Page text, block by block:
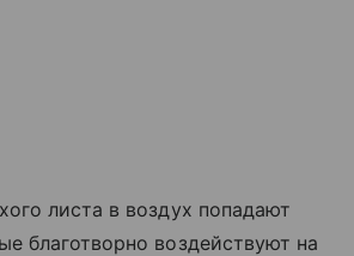
листа в воздух попадают
благотворно воздействуют на